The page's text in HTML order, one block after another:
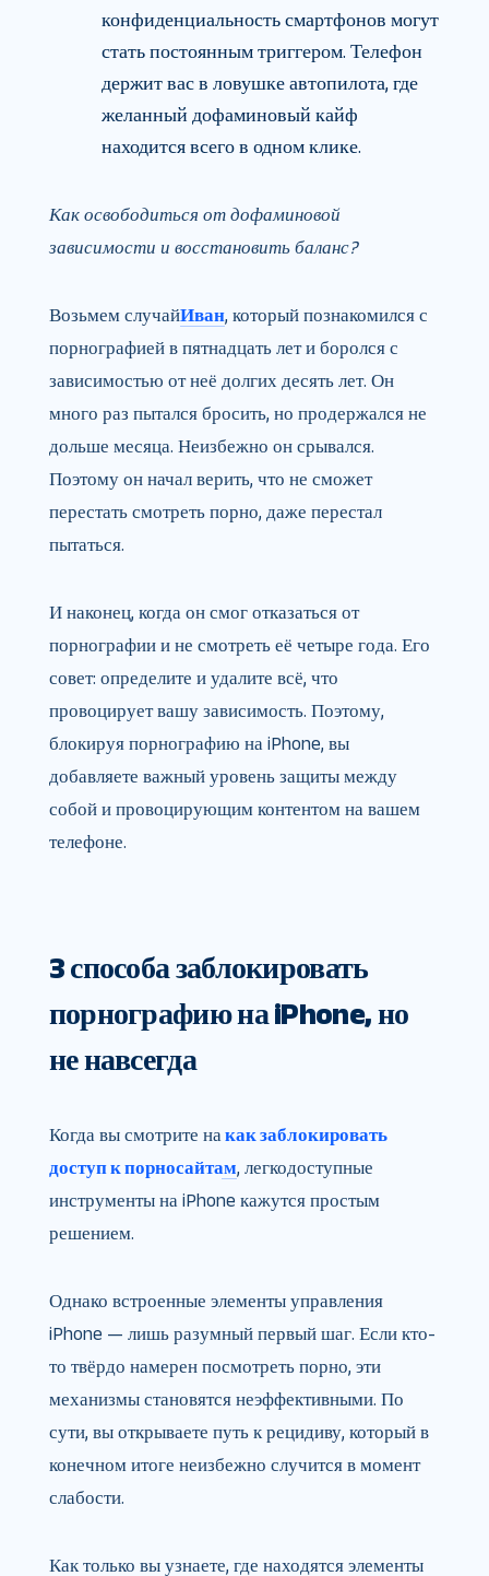
конфиденциальность смартфонов могут
стать постоянным триггером. Телефон
держит вас в ловушке автопилота, где
желанный дофаминовый кайф
находится всего в одном клике.
Как освободиться от дофаминовой
зависимости и восстановить баланс?
Возьмем случайИван, который познакомился с
порнографией в пятнадцать лет и боролся с
зависимостью от неё долгих десять лет. Он
много раз пытался бросить, но продержался не
дольше месяца. Неизбежно он срывался.
Поэтому он начал верить, что не сможет
перестать смотреть порно, даже перестал
пытаться.
И наконец, когда он смог отказаться от
порнографии и не смотреть её четыре года. Его
совет: определите и удалите всё, что
провоцирует вашу зависимость. Поэтому,
блокируя порнографию на iPhone, вы
добавляете важный уровень защиты между
собой и провоцирующим контентом на вашем
телефоне.
3 способа заблокировать
порнографию на iPhone, но
не навсегда
Когда вы смотрите на как заблокировать
доступ к порносайтам, легкодоступные
инструменты на iPhone кажутся простым
решением.
Однако встроенные элементы управления
iPhone — лишь разумный первый шаг. Если кто-
то твёрдо намерен посмотреть порно, эти
механизмы становятся неэффективными. По
сути, вы открываете путь к рецидиву, который в
конечном итоге неизбежно случится в момент
слабости.
Как только вы узнаете, где находятся элементы